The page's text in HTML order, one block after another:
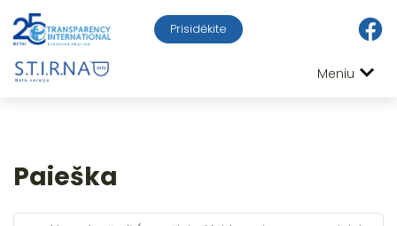
Prisidėkite
Meniu
Paieška